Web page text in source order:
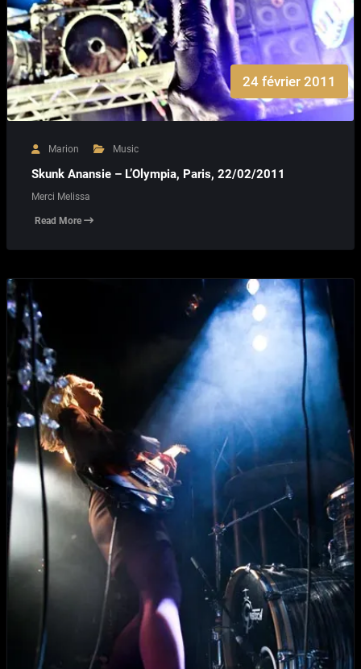
24 février 2011
Marion Music
Skunk Anansie – L’Olympia, Paris, 22/02/2011
Merci Melissa
Read More